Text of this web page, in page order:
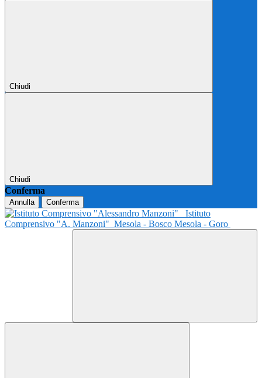
Chiudi
Chiudi
Conferma
Annulla Conferma
Istituto
Comprensivo "A. Manzoni" Mesola - Bosco Mesola - Goro